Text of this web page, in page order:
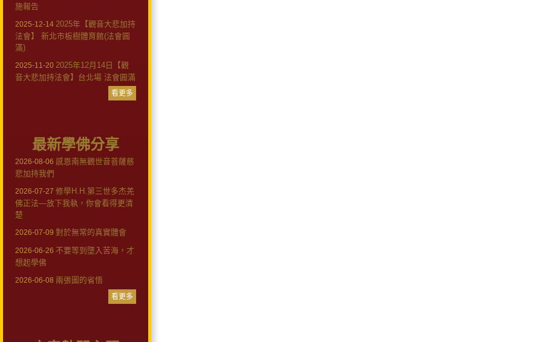
施報告
2025-12-14 2025年【觀音大悲加持
法會】 新北市板樹體育館(法會圓
滿)
2025-11-20 2025年12月14日【觀
音大悲加持法會】台北場 法會圓滿
看更多
最新學佛分享
2026-08-06 感恩南無觀世音菩薩慈
悲加持我們
2026-07-27 修學H.H.第三世多杰羌
佛正法—放下我執，你會看得更清
楚
2026-07-09 對於無常的真實體會
2026-06-26 不要等到墮入苦海，才
想起學佛
2026-06-08 兩張圖的省悟
看更多